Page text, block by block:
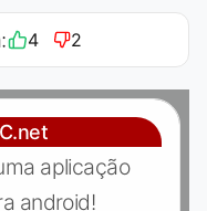
4 2
aplicação
android!